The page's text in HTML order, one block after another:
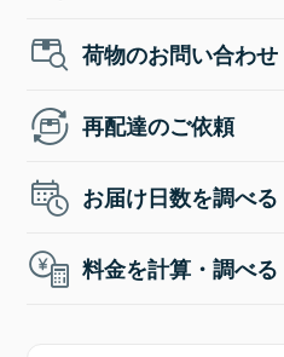
荷物のお問い合わせ
再配達のご依頼
お届け日数を調べる
料金を計算・調べる